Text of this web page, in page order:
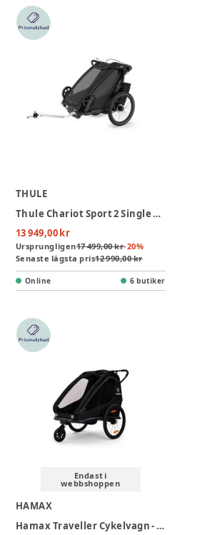
THULE
Thule Chariot Sport 2 Single Cykelvagn - Black
13 949,00 kr
Ursprungligen17 499,00 kr-20%
Senaste lägsta pris12 990,00 kr
Online 6 butiker
Endast i
webbshoppen
HAMAX
Hamax Traveller Cykelvagn - Black